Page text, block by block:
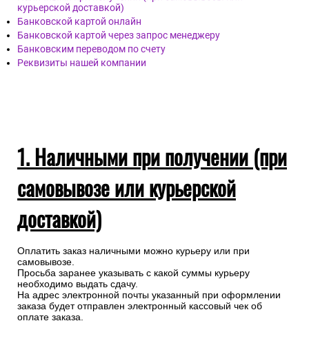
курьерской доставкой)
Банковской картой онлайн
Банковской картой через запрос менеджеру
Банковским переводом по счету
Реквизиты нашей компании
1. Наличными при получении (при
самовывозе или курьерской
доставкой)
Оплатить заказ наличными можно курьеру или при
самовывозе.
Просьба заранее указывать с какой суммы курьеру
необходимо выдать сдачу.
На адрес электронной почты указанный при оформлении
заказа будет отправлен электронный кассовый чек об
оплате заказа.